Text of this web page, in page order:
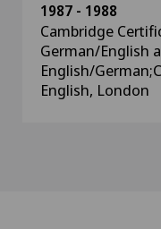
1987 - 1988
Cambridge
German/English
English/
English, London